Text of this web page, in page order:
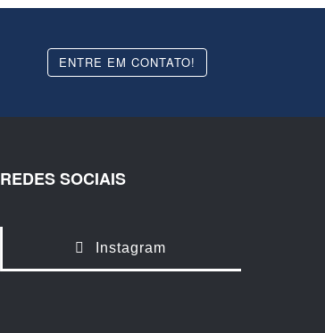
ENTRE EM CONTATO!
REDES SOCIAIS
Instagram